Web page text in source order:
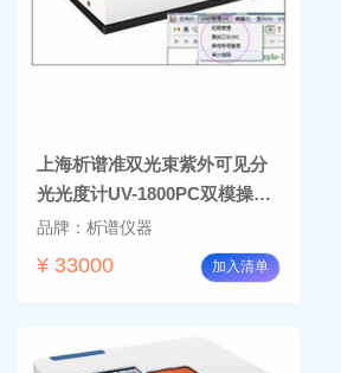
上海析谱准双光束紫外可见分
光光度计UV-1800PC双模操作
主机+PC端
品牌：析谱仪器
¥ 33000 加入清单